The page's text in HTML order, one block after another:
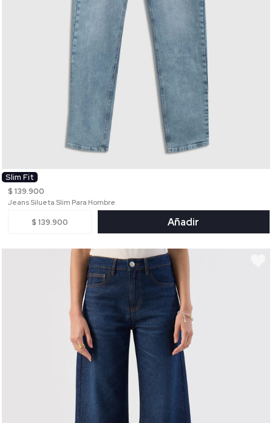
Slim Fit
$ 139.900
Jeans Silueta Slim Para Hombre
$ 139.900 Añadir